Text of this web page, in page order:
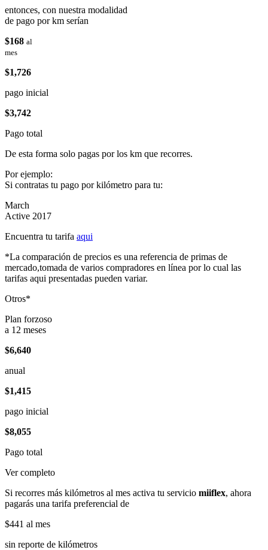
entonces, con nuestra modalidad
de pago por km serían
$168 al
mes
$1,726
pago inicial
$3,742
Pago total
De esta forma solo pagas por los km que recorres.
Por ejemplo:
Si contratas tu pago por kilómetro para tu:
March
Active 2017
Encuentra tu tarifa aqui
*La comparación de precios es una referencia de primas de
mercado,tomada de varios compradores en línea por lo cual las
tarifas aqui presentadas pueden variar.
Otros*
Plan forzoso
a 12 meses
$6,640
anual
$1,415
pago inicial
$8,055
Pago total
Ver completo
Si recorres más kilómetros al mes activa tu servicio miiflex, ahora
pagarás una tarifa preferencial de
$441 al mes
sin reporte de kilómetros